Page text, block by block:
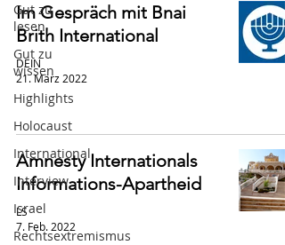
Gut zu
lesen
Gut zu
wissen
Highlights
Holocaust
International
Interview
Israel
Rechtsextremismus
Im Gespräch mit Bnai
Brith International
DEIN
21. März 2022
Amnesty Internationals
Informations-Apartheid
LS
7. Feb. 2022